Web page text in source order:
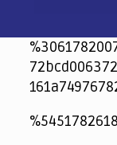
jeetcity
1xbet
jeet city